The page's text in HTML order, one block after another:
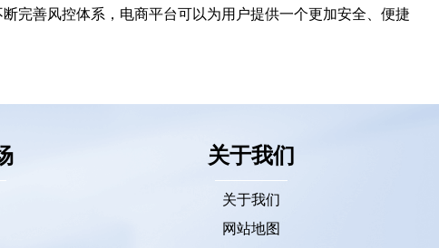
完善风控体系，电商平台可以为用户提供一个更加安全、便捷
关于我们
关于我们
网站地图